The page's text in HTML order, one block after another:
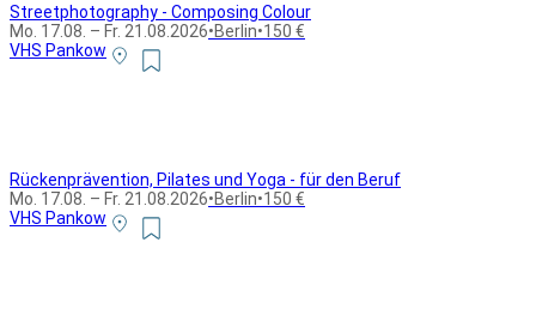
Streetphotography - Composing Colour
Mo. 17.08. – Fr. 21.08.2026•Berlin•150 €
VHS Pankow
Rückenprävention, Pilates und Yoga - für den Beruf
Mo. 17.08. – Fr. 21.08.2026•Berlin•150 €
VHS Pankow